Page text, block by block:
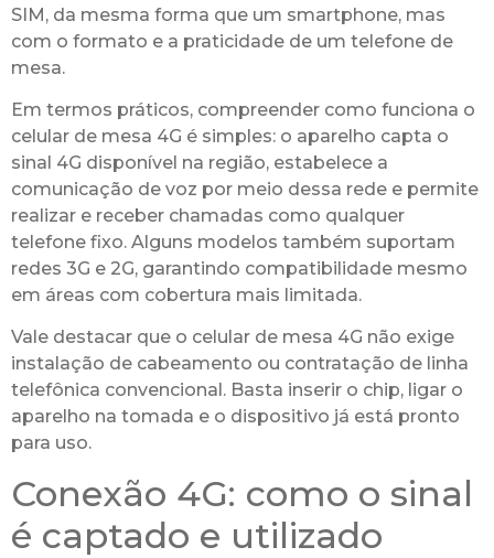
SIM, da mesma forma que um smartphone, mas
com o formato e a praticidade de um telefone de
mesa.
Em termos práticos, compreender como funciona o
celular de mesa 4G é simples: o aparelho capta o
sinal 4G disponível na região, estabelece a
comunicação de voz por meio dessa rede e permite
realizar e receber chamadas como qualquer
telefone fixo. Alguns modelos também suportam
redes 3G e 2G, garantindo compatibilidade mesmo
em áreas com cobertura mais limitada.
Vale destacar que o celular de mesa 4G não exige
instalação de cabeamento ou contratação de linha
telefônica convencional. Basta inserir o chip, ligar o
aparelho na tomada e o dispositivo já está pronto
para uso.
Conexão 4G: como o sinal
é captado e utilizado